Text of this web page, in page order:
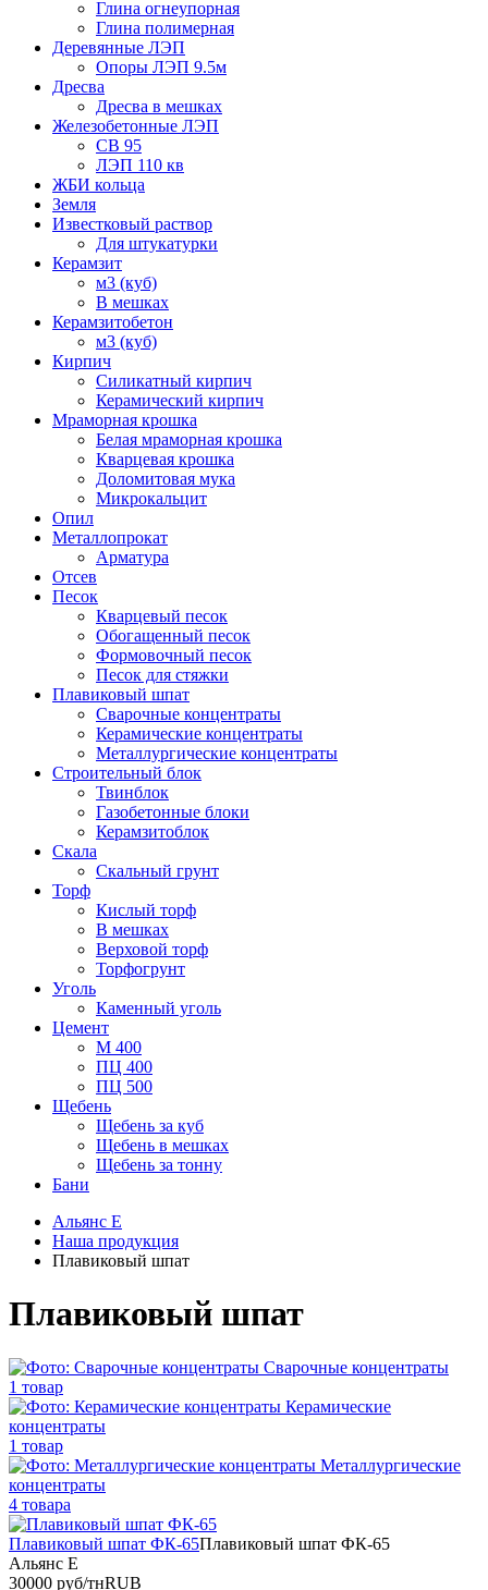
Глина огнеупорная
Глина полимерная
Деревянные ЛЭП
Опоры ЛЭП 9.5м
Дресва
Дресва в мешках
Железобетонные ЛЭП
СВ 95
ЛЭП 110 кв
ЖБИ кольца
Земля
Известковый раствор
Для штукатурки
Керамзит
м3 (куб)
В мешках
Керамзитобетон
м3 (куб)
Кирпич
Силикатный кирпич
Керамический кирпич
Мраморная крошка
Белая мраморная крошка
Кварцевая крошка
Доломитовая мука
Микрокальцит
Опил
Металлопрокат
Арматура
Отсев
Песок
Кварцевый песок
Обогащенный песок
Формовочный песок
Песок для стяжки
Плавиковый шпат
Сварочные концентраты
Керамические концентраты
Металлургические концентраты
Строительный блок
Твинблок
Газобетонные блоки
Керамзитоблок
Скала
Скальный грунт
Торф
Кислый торф
В мешках
Верховой торф
Торфогрунт
Уголь
Каменный уголь
Цемент
М 400
ПЦ 400
ПЦ 500
Щебень
Щебень за куб
Щебень в мешках
Щебень за тонну
Бани
Альянс Е
Наша продукция
Плавиковый шпат
Плавиковый шпат
Сварочные концентраты
1 товар
Керамические
концентраты
1 товар
Металлургические
концентраты
4 товара
Плавиковый шпат ФК-65Плавиковый шпат ФК-65
Альянс Е
30000 руб/тнRUB